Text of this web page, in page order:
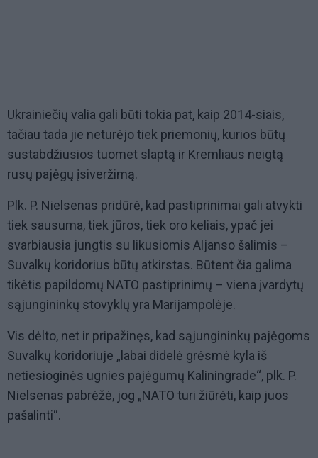
Ukrainiečių valia gali būti tokia pat, kaip 2014-siais,
tačiau tada jie neturėjo tiek priemonių, kurios būtų
sustabdžiusios tuomet slaptą ir Kremliaus neigtą
rusų pajėgų įsiveržimą.
Plk. P. Nielsenas pridūrė, kad pastiprinimai gali atvykti
tiek sausuma, tiek jūros, tiek oro keliais, ypač jei
svarbiausia jungtis su likusiomis Aljanso šalimis –
Suvalkų koridorius būtų atkirstas. Būtent čia galima
tikėtis papildomų NATO pastiprinimų – viena įvardytų
sąjungininkų stovyklų yra Marijampolėje.
Vis dėlto, net ir pripažinęs, kad sąjungininkų pajėgoms
Suvalkų koridoriuje „labai didelė grėsmė kyla iš
netiesioginės ugnies pajėgumų Kaliningrade“, plk. P.
Nielsenas pabrėžė, jog „NATO turi žiūrėti, kaip juos
pašalinti“.